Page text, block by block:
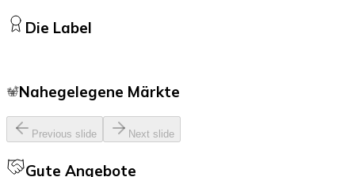
Die Label
Nahegelegene Märkte
Previous slide Next slide
Gute Angebote